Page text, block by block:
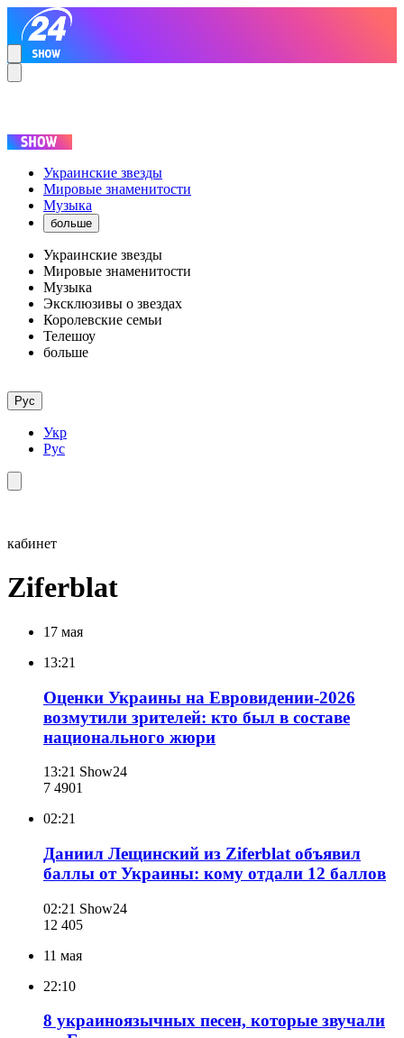
Украинские звезды
Мировые знаменитости
Музыка
больше
Украинские звезды
Мировые знаменитости
Музыка
Эксклюзивы о звездах
Королевские семьи
Телешоу
больше
Рус
Укр
Рус
кабинет
Ziferblat
17 мая
13:21
Оценки Украины на Евровидении-2026
возмутили зрителей: кто был в составе
национального жюри
13:21 Show24
7 4901
02:21
Даниил Лещинский из Ziferblat объявил
баллы от Украины: кому отдали 12 баллов
02:21 Show24
12 405
11 мая
22:10
8 украиноязычных песен, которые звучали